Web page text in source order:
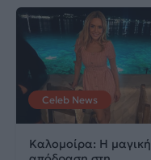
Celeb News
Καλομοίρα: Η μαγική